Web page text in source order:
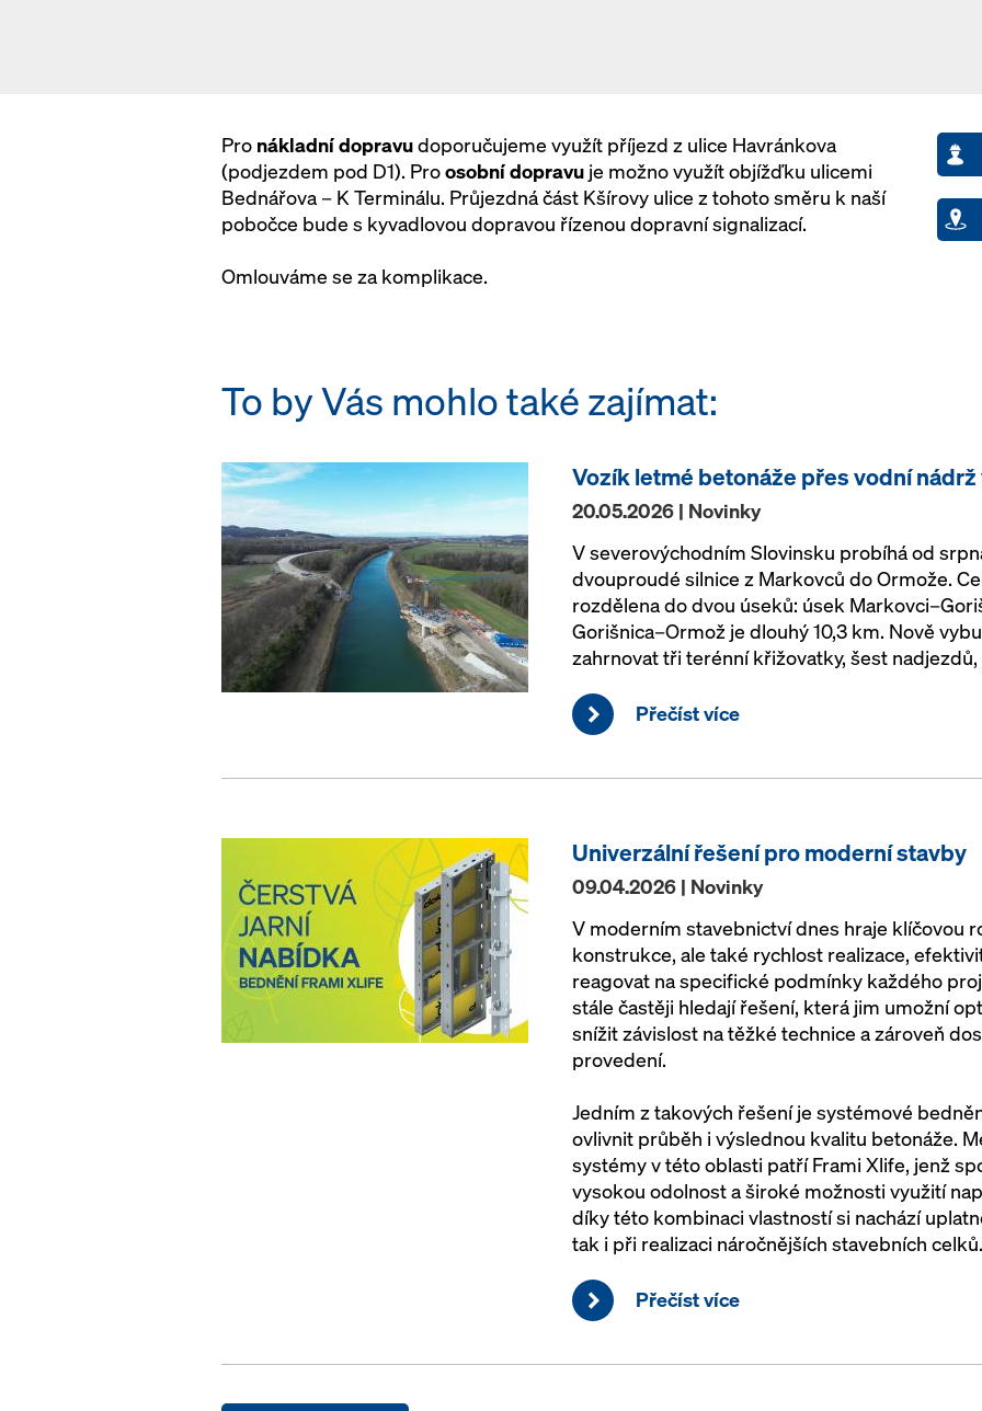
Pro nákladní dopravudoporučujeme využít příjezd z ulice Havránkova
(podjezdem pod D1). Proosobní dopravu je možno využít objížďku ulicemi
Bednářova – K Terminálu. Průjezdná část Kšírovy ulice z tohoto směru k naší
pobočce bude s kyvadlovou dopravou řízenou dopravní signalizací.
Omlouváme se za komplikace.
To by Vás mohlo také zajímat:
Vozík letmé betonáže přes vodní
20.05.2026 | Novinky
V severovýchodním Slovinsku probíhá od
dvouproudé silnice z Markovců do Ormože.
rozdělena do dvou úseků: úsek
Gorišnica–Ormož je dlouhý 10,3 km. Nově
zahrnovat tři terénní křižovatky, šest
Přečíst více
Univerzální řešení pro moderní stavby
09.04.2026 | Novinky
V moderním stavebnictví dnes hraje klíčovou
konstrukce, ale také rychlost realizace,
reagovat na specifické podmínky každého
stále častěji hledají řešení, která jim umožní
snížit závislost na těžké technice a zároveň
provedení.
Jedním z takových řešení je systémové
ovlivnit průběh i výslednou kvalitu betonáže.
systémy v této oblasti patří Frami Xlife, jenž
vysokou odolnost a široké možnosti využití
díky této kombinaci vlastností si nachází
tak i při realizaci náročnějších stavebních celků.
Přečíst více